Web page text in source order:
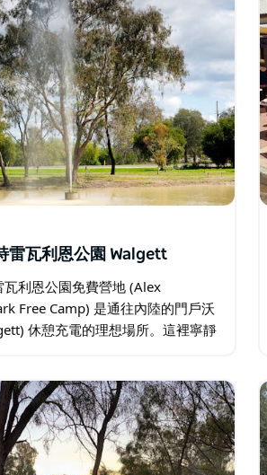
雷瓦利恩公園 Walgett
利恩公園免費營地 (Alex
Free Camp) 是通往內陸的門戶沃
休憩充電的理想場所。這裡寧靜